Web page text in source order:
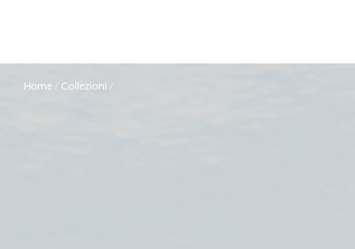
Home Collezioni